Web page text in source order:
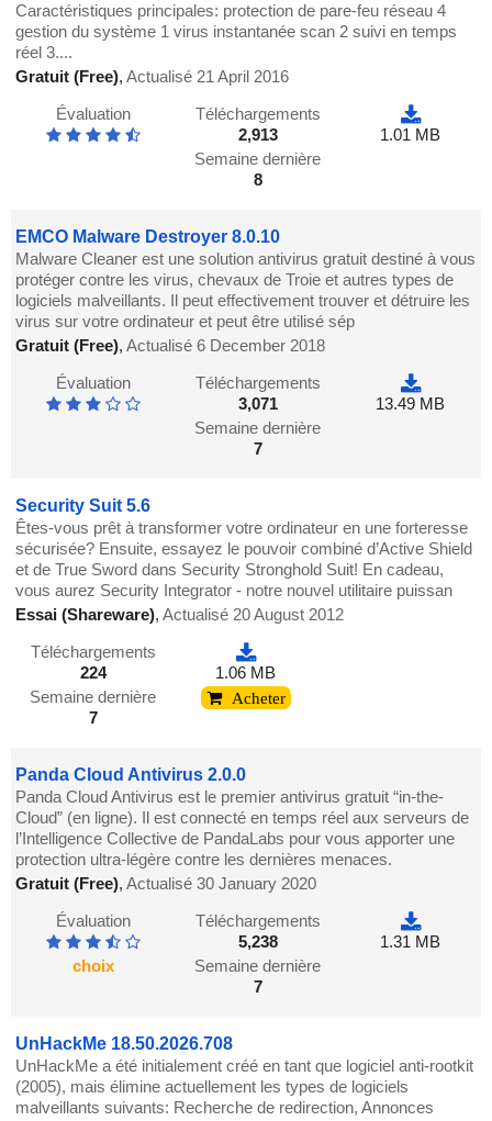
Caractéristiques principales: protection de pare-feu réseau 4
gestion du système 1 virus instantanée scan 2 suivi en temps
réel 3....
Gratuit (Free),Actualisé 21 April 2016
Évaluation
Téléchargements
2,913
Semaine dernière
8
1.01 MB
EMCO Malware Destroyer 8.0.10
Malware Cleaner est une solution antivirus gratuit destiné à vous
protéger contre les virus, chevaux de Troie et autres types de
logiciels malveillants. Il peut effectivement trouver et détruire les
virus sur votre ordinateur et peut être utilisé sép
Gratuit (Free),Actualisé 6 December 2018
Évaluation
Téléchargements
3,071
Semaine dernière
7
13.49 MB
Security Suit 5.6
Êtes-vous prêt à transformer votre ordinateur en une forteresse
sécurisée? Ensuite, essayez le pouvoir combiné d’Active Shield
et de True Sword dans Security Stronghold Suit! En cadeau,
vous aurez Security Integrator - notre nouvel utilitaire puissan
Essai (Shareware),Actualisé 20 August 2012
Téléchargements
224
Semaine dernière
7
1.06 MB
Acheter
Panda Cloud Antivirus 2.0.0
Panda Cloud Antivirus est le premier antivirus gratuit “in-the-
Cloud” (en ligne). Il est connecté en temps réel aux serveurs de
l’Intelligence Collective de PandaLabs pour vous apporter une
protection ultra-légère contre les dernières menaces.
Gratuit (Free),Actualisé 30 January 2020
Évaluation
choix
Téléchargements
5,238
Semaine dernière
7
1.31 MB
UnHackMe 18.50.2026.708
UnHackMe a été initialement créé en tant que logiciel anti-rootkit
(2005), mais élimine actuellement les types de logiciels
malveillants suivants: Recherche de redirection, Annonces